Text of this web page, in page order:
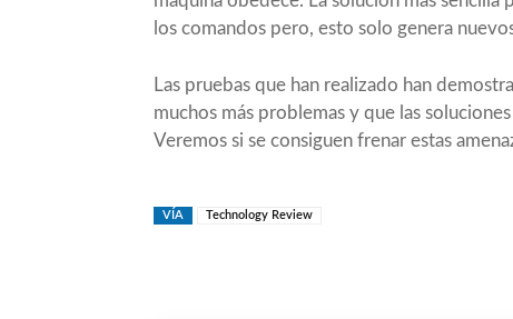
los comandos pero, esto solo genera
Las pruebas que han realizado han
muchos más problemas y que las
Veremos si se consiguen frenar estas
VÍA Technology Review